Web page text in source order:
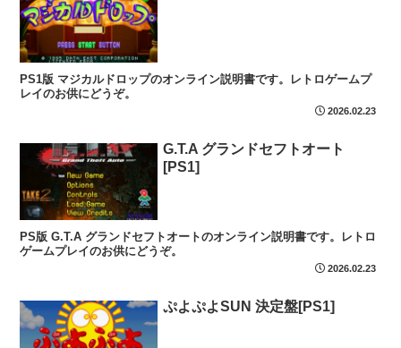
PS1版 マジカルドロップのオンライン説明書です。レトロゲームプ
レイのお供にどうぞ。
2026.02.23
G.T.A グランドセフトオート
[PS1]
PS版 G.T.A グランドセフトオートのオンライン説明書です。レトロ
ゲームプレイのお供にどうぞ。
2026.02.23
ぷよぷよSUN 決定盤[PS1]